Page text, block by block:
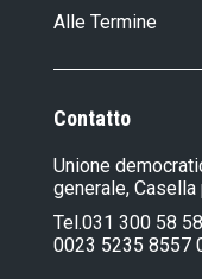
Alle Termine
Contatto
Unione
generale,
Tel.031 300 58 58
0023 5235 8557